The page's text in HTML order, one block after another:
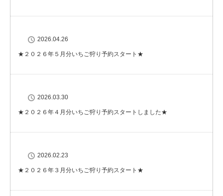
2026.04.26
★２０２６年５月分いちご狩り予約スタート★
2026.03.30
★２０２６年４月分いちご狩り予約スタートしました★
2026.02.23
★２０２６年３月分いちご狩り予約スタート★